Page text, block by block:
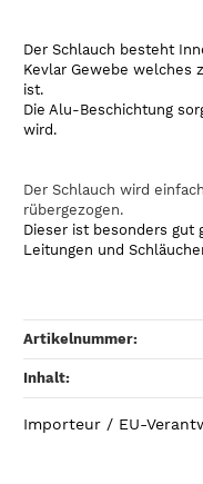
Der Schlauch besteht
Kevlar Gewebe welches
ist.
Die Alu-Beschichtung
wird.
Der Schlauch wird
rübergezogen.
Dieser ist besonders gut
Leitungen und
Artikelnummer:
Inhalt‍:
Importeur / EU-